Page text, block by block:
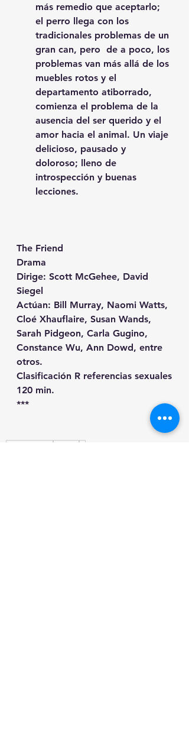
más remedio que aceptarlo;
el perro llega con los
tradicionales problemas de un
gran can, pero  de a poco, los
problemas van más allá de los
muebles rotos y el
departamento atiborrado,
comienza el problema de la
ausencia del ser querido y el
amor hacia el animal. Un viaje
delicioso, pausado y
doloroso; lleno de
introspección y buenas
lecciones.
The Friend
Drama
Dirige: Scott McGehee, David
Siegel
Actúan: Bill Murray, Naomi Watts,
Cloé Xhauflaire, Susan Wands,
Sarah Pidgeon, Carla Gugino,
Constance Wu, Ann Dowd, entre
otros.
Clasificación R referencias sexuales
120 min.
***